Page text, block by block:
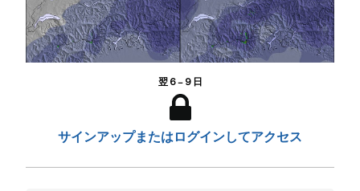
翌６−９日
サインアップまたはログインしてアクセス